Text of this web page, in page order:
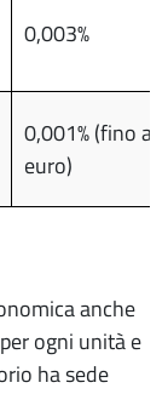
0,003%
0,001% (fino
euro)
anche
ogni unità e
ha sede